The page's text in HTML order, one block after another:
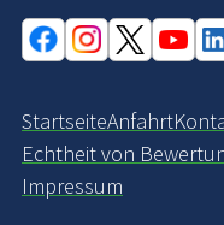
StartseiteAnfahrt
Echtheit von
Impressum